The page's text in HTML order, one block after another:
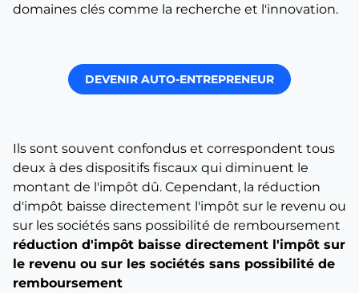
domaines clés comme la recherche et l'innovation.
DEVENIR AUTO-ENTREPRENEUR
Ils sont souvent confondus et correspondent tous
deux à des dispositifs fiscaux qui diminuent le
montant de l'impôt dû. Cependant, la réduction
d'impôt baisse directement l'impôt sur le revenu ou
sur les sociétés sans possibilité de remboursement
réduction d'impôt baisse directement l'impôt sur
le revenu ou sur les sociétés sans possibilité de
remboursement